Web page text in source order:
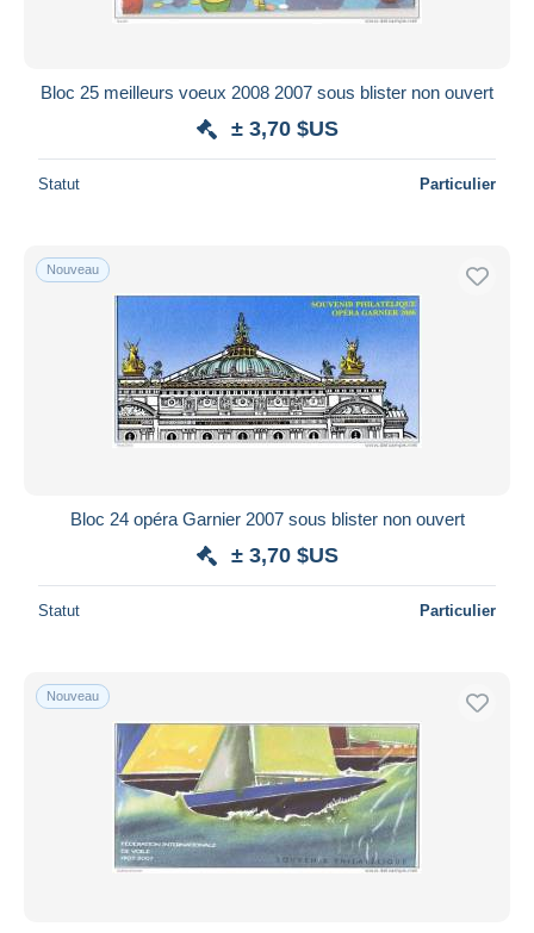
Bloc 25 meilleurs voeux 2008 2007 sous blister non ouvert
± 3,70 $US
Statut Particulier
Nouveau
Bloc 24 opéra Garnier 2007 sous blister non ouvert
± 3,70 $US
Statut Particulier
Nouveau